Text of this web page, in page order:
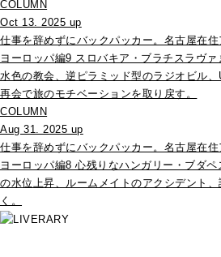
COLUMN
Oct 13. 2025 up
仕事を辞めずにバックパッカー。名古屋在
ヨーロッパ編9 スロバキア・ブラチスラヴ
水色の教会、逆ピラミッド型のラジオビル
再会で旅のモチベーションを取り戻す。
COLUMN
Aug 31. 2025 up
仕事を辞めずにバックパッカー。名古屋在
ヨーロッパ編8 心残りなハンガリー・ブダペ
の水位上昇、ルームメイトのアクシデント
く。